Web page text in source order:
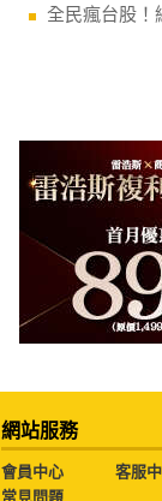
全民瘋台股！
網站服務
會員中心
客服
常見問題